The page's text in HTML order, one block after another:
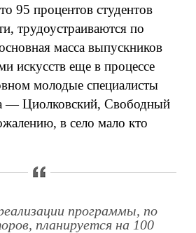
95 процентов студентов
трудоустраиваются по
масса выпускников
искусств еще в процессе
молодые специалисты
— Циолковский, Свободный
в село мало кто
программы, по
планируется на 100